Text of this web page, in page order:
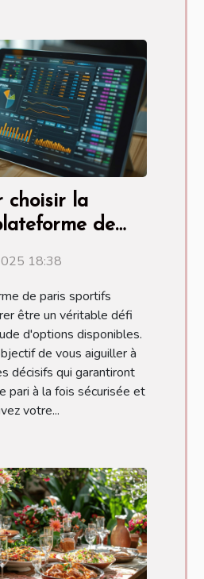
choisir la
de
18:38
de paris sportifs
être un véritable défi
d'options disponibles.
de vous aiguiller à
décisifs qui garantiront
pari à la fois sécurisée et
votre...